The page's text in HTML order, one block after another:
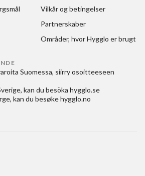
Vilkår og betingelser
Partnerskaber
Områder, hvor Hygglo er brugt
Suomessa, siirry osoitteeseen
, kan du besöka hygglo.se
, kan du besøkehygglo.no